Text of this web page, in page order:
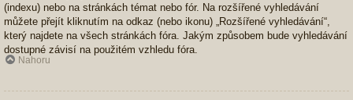
(indexu) nebo na stránkách témat nebo fór. Na rozšířené vyhledávání
můžete přejít kliknutím na odkaz (nebo ikonu) „Rozšířené vyhledávání“,
který najdete na všech stránkách fóra. Jakým způsobem bude vyhledávání
dostupné závisí na použitém vzhledu fóra.
Nahoru